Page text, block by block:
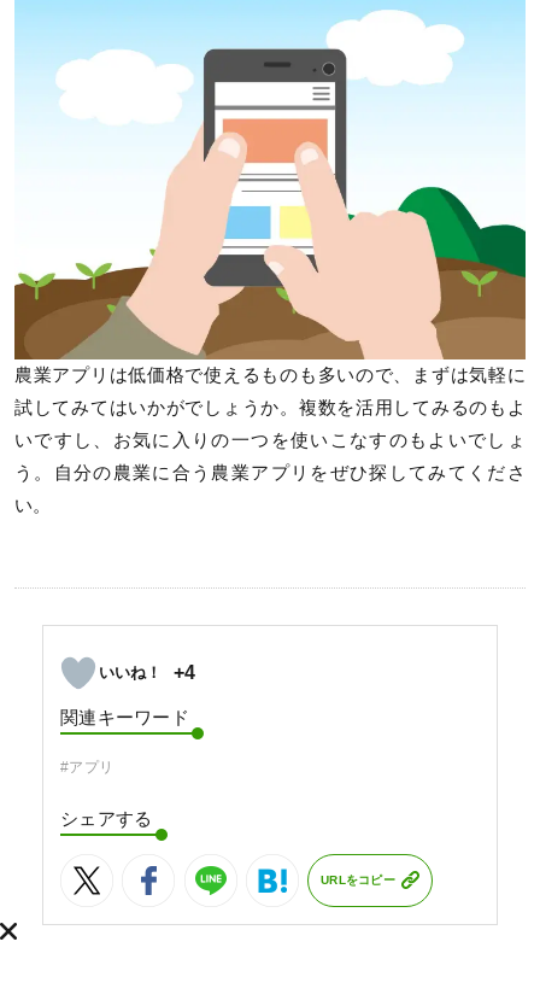
農業アプリは低価格で使えるものも多いので、まずは気軽に
試してみてはいかがでしょうか。複数を活用してみるのもよ
いですし、お気に入りの一つを使いこなすのもよいでしょ
う。自分の農業に合う農業アプリをぜひ探してみてくださ
い。
+4
関連キーワード
#アプリ
シェアする
URLをコピー